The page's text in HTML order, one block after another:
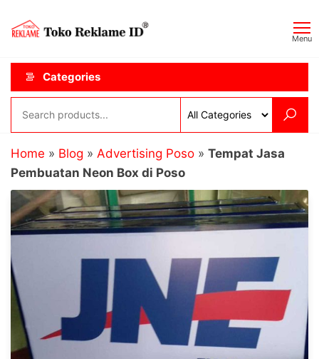
content
ID
Menu
Categories
Home » Blog » Advertising Poso » Tempat Jasa
Pembuatan Neon Box di Poso